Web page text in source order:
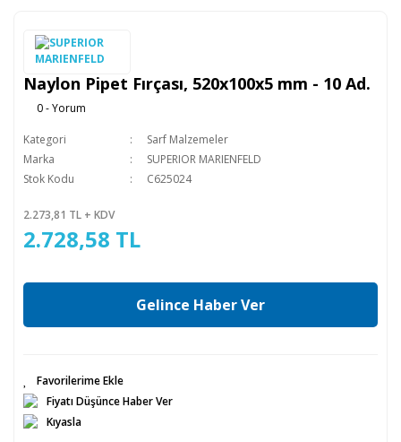
Naylon Pipet Fırçası, 520x100x5 mm - 10 Ad.
0 - Yorum
Kategori
Sarf Malzemeler
Marka
SUPERIOR MARIENFELD
Stok Kodu
C625024
2.273,81 TL + KDV
2.728,58 TL
Gelince Haber Ver
Fiyatı Düşünce Haber Ver
Kıyasla